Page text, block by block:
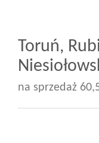
Toruń,
na sprzedaż